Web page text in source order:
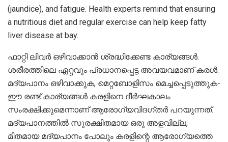
(jaundice), and fatigue. Health experts remind that ensuring
a nutritious diet and regular exercise can help keep fatty
liver disease at bay.
ഫാറ്റി ലിവർ ഒഴിവാക്കാൻ ശ്രദ്ധിക്കേണ്ട കാര്യങ്ങൾ.
ശരീരത്തിലെ ഏറ്റവും പ്രധാനപ്പെട്ട അവയവമാണ് കരൾ.
മദ്യപാനം ഒഴിവാക്കുക, മെറ്റബോളിസം മെച്ചപ്പെടുത്തുക-
ഈ രണ്ട് കാര്യങ്ങൾ കരളിനെ ദീർഘകാലം
സംരക്ഷിക്കുമെന്നാണ് ആരോഗ്യവിദഗ്തർ പറയുന്നത്.
മദ്യപാനത്തിൽ സുരക്ഷിതമായ ഒരു അളവില്ല,
മിതമായ മദ്യപാനം പോലും കരളിന്റെ ആരോ​ഗ്യത്തെ